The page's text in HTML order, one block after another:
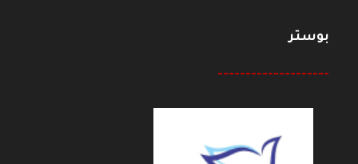
بوستر
--------------------